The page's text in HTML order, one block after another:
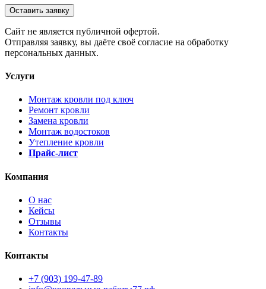
Оставить заявку
Cайт не является публичной офертой.
Отправляя заявку, вы даёте своё согласие на обработку
персональных данных.
Услуги
Монтаж кровли под ключ
Ремонт кровли
Замена кровли
Монтаж водостоков
Утепление кровли
Прайс-лист
Компания
О нас
Кейсы
Отзывы
Контакты
Контакты
+7 (903) 199-47-89